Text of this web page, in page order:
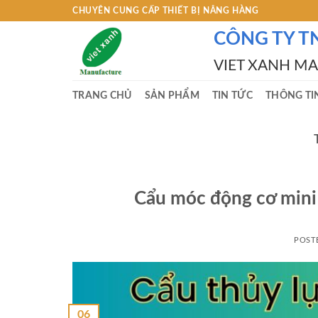
CHUYÊN CUNG CẤP THIẾT BỊ NÂNG HÀNG
CÔNG TY
VIET XANH
TRANG CHỦ SẢN PHẨM TIN TỨC THÔNG
Cẩu móc động cơ
06